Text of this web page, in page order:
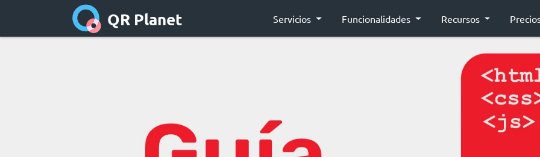
QR Planet Servicios Funcionalidades Recursos